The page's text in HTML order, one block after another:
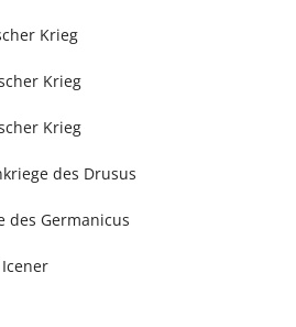
Krieg
Krieg
Krieg
des Drusus
des Germanicus